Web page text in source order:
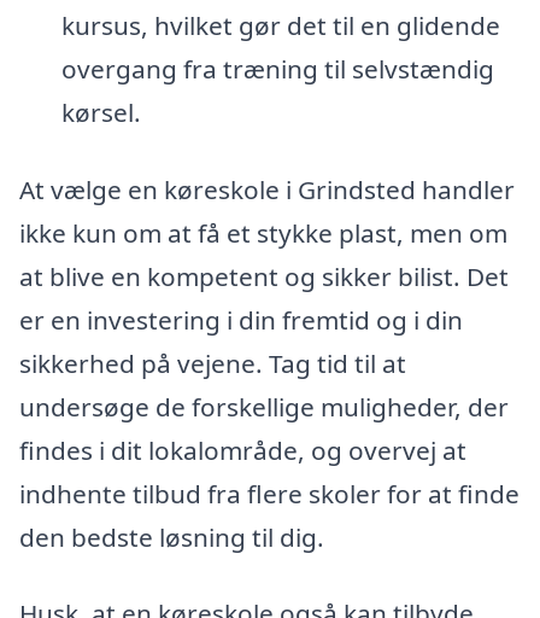
kursus, hvilket gør det til en glidende
overgang fra træning til selvstændig
kørsel.
At vælge en køreskole i Grindsted handler
ikke kun om at få et stykke plast, men om
at blive en kompetent og sikker bilist. Det
er en investering i din fremtid og i din
sikkerhed på vejene. Tag tid til at
undersøge de forskellige muligheder, der
findes i dit lokalområde, og overvej at
indhente tilbud fra flere skoler for at finde
den bedste løsning til dig.